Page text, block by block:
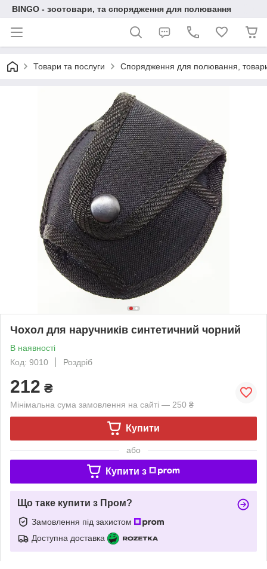
BINGO - зоотовари, та спорядження для полювання
Товари та послуги Спорядження для полювання,
Чохол для наручників синтетичний чорний
В наявності
Код: 9010
Роздріб
212 ₴
Мінімальна сума замовлення на сайті — 250 ₴
Купити
або
Купити з
Що таке купити з Пром?
Замовлення під захистом
Доступна доставка